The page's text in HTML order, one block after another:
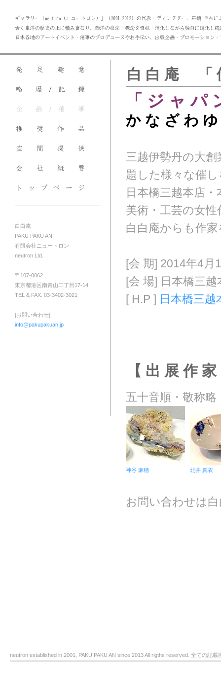
白白庵
PAKU PAKU AN
有限会社ニュートロン
neutron Ltd.
〒107-0062
東京都港区南青山二丁目17-14
TEL & FAX. 03-3402-3021
[お問い合わせ]
info@pakupakuan.jp
白 白 庵 「
「 ジ ャ パ
か な ざ わ
三越伊勢丹の大
題した様々な催
日本橋三越本店
美術・工芸の女
白白庵からも作
[会 期] 2014年4月
[会 場] 日本橋三
[ H.P ] 日本橋三
【 出 展 作
五十音順・敬称略
神谷 麻穂 北井 真衣
お問い合わせは
neutron established in 2001, PAKU PAKU AN since 2013 All rigths reserved. 全ての記